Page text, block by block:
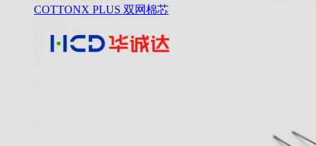
COTTONX PLUS 双网棉芯